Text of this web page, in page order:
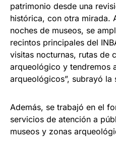
patrimonio desde una
histórica, con otra mirada.
noches de museos, se
recintos principales del
visitas nocturnas, rutas de
arqueológico y tendremos
arqueológicos”, subrayó
Además, se trabajó en el
servicios de atención a
museos y zonas